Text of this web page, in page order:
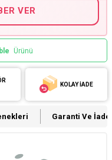
VER
Ürünü
KOLAY İADE
Garanti Ve İade